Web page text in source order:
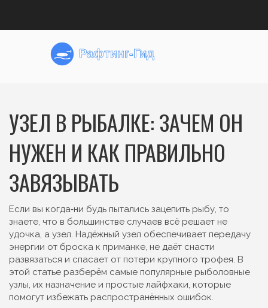
УЗЕЛ В РЫБАЛКЕ: ЗАЧЕМ ОН
НУЖЕН И КАК ПРАВИЛЬНО
ЗАВЯЗЫВАТЬ
Если вы когда‑ни будь пытались зацепить рыбу, то
знаете, что в большинстве случаев всё решает не
удочка, а узел. Надёжный узел обеспечивает передачу
энергии от броска к приманке, не даёт снасти
развязаться и спасает от потери крупного трофея. В
этой статье разберём самые популярные рыболовные
узлы, их назначение и простые лайфхаки, которые
помогут избежать распространённых ошибок.